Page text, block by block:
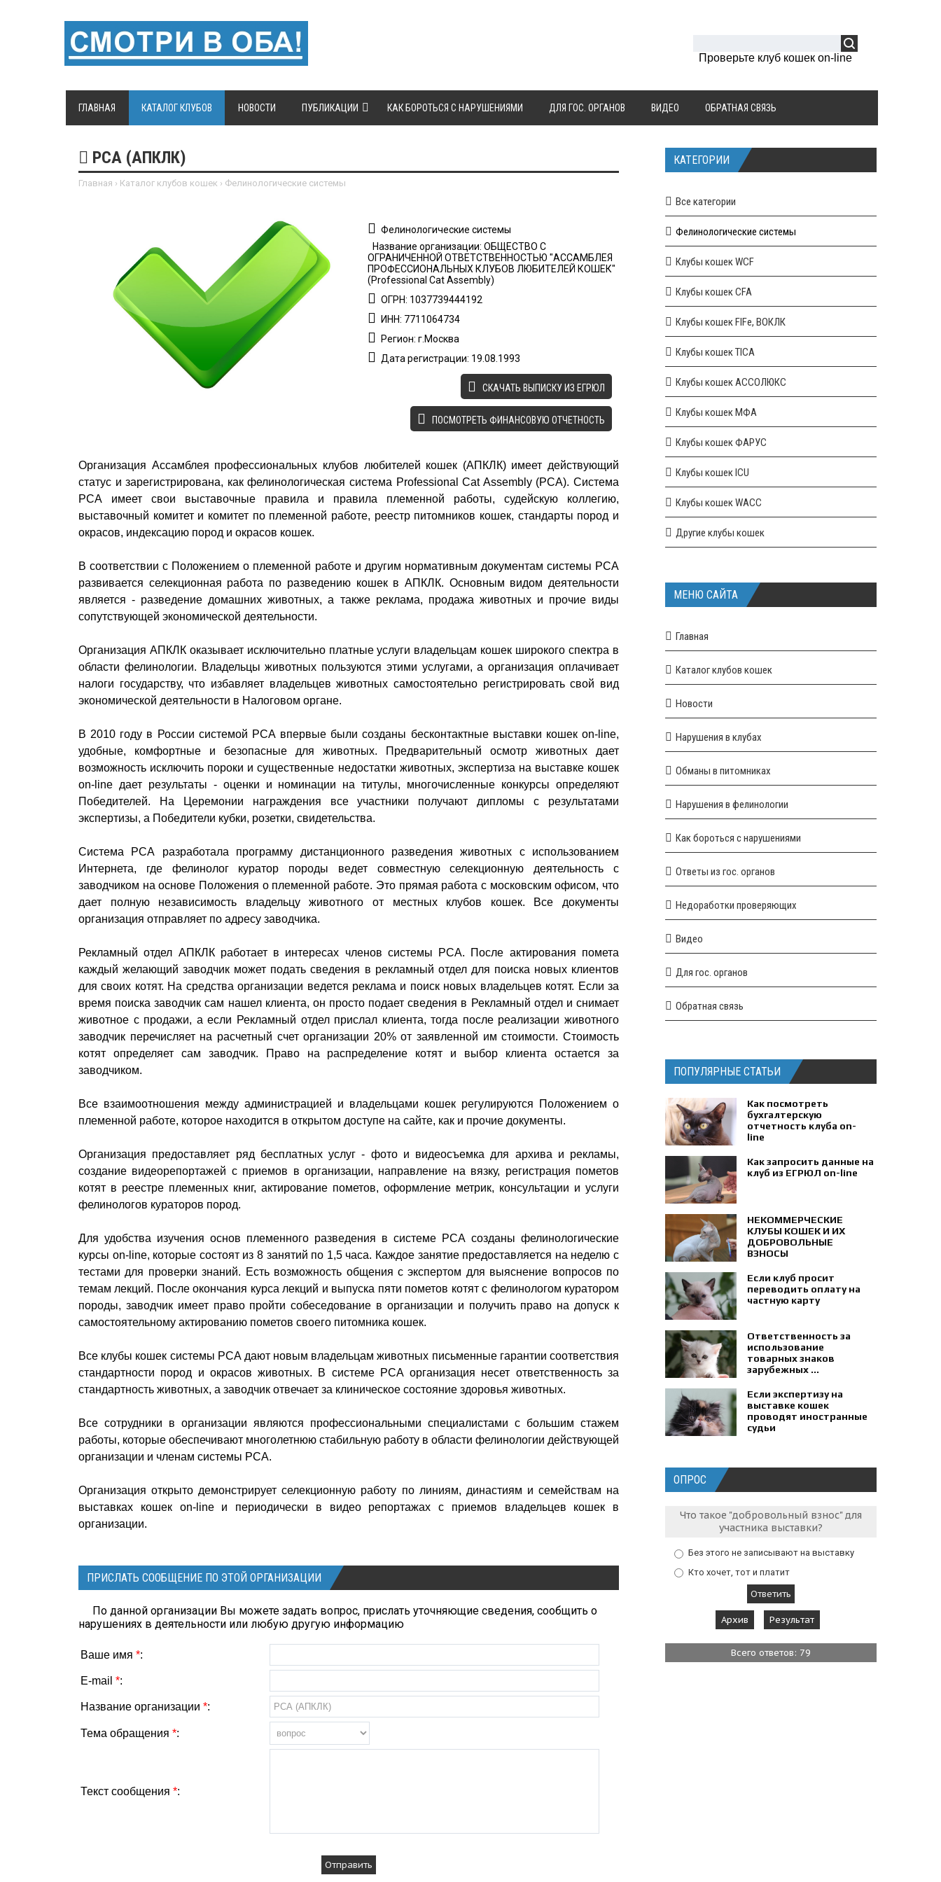
Проверьте клуб кошек on-line
ГЛАВНАЯ КАТАЛОГ КЛУБОВ НОВОСТИ ПУБЛИКАЦИИ КАК БОРОТЬСЯ С НАРУШЕНИЯМИ ДЛЯ ГОС. ОРГАНОВ ВИДЕО ОБРАТНАЯ СВЯЗЬ
РСА (АПКЛК)
Главная › Каталог клубов кошек › Фелинологические системы
Фелинологические системы
Название организации: ОБЩЕСТВО С
ОГРАНИЧЕННОЙ ОТВЕТСТВЕННОСТЬЮ "АССАМБЛЕЯ
ПРОФЕССИОНАЛЬНЫХ КЛУБОВ ЛЮБИТЕЛЕЙ КОШЕК"
(Professional Cat Assembly)
ОГРН: 1037739444192
ИНН: 7711064734
Регион: г.Москва
Дата регистрации: 19.08.1993
CКАЧАТЬ ВЫПИСКУ ИЗ ЕГРЮЛ
ПОСМОТРЕТЬ ФИНАНСОВУЮ ОТЧЕТНОСТЬ
Организация Ассамблея профессиональных клубов любителей кошек (АПКЛК) имеет действующий
статус и зарегистрирована, как фелинологическая система Professional Cat Assembly (PCA). Система
РСА имеет свои выставочные правила и правила племенной работы, судейскую коллегию,
выставочный комитет и комитет по племенной работе, реестр питомников кошек, стандарты пород и
окрасов, индексацию пород и окрасов кошек.
В соответствии с Положением о племенной работе и другим нормативным документам системы РСА
развивается селекционная работа по разведению кошек в АПКЛК. Основным видом деятельности
является - разведение домашних животных, а также реклама, продажа животных и прочие виды
сопутствующей экономической деятельности.
Организация АПКЛК оказывает исключительно платные услуги владельцам кошек широкого спектра в
области фелинологии. Владельцы животных пользуются этими услугами, а организация оплачивает
налоги государству, что избавляет владельцев животных самостоятельно регистрировать свой вид
экономической деятельности в Налоговом органе.
В 2010 году в России системой РСА впервые были созданы бесконтактные выставки кошек on-line,
удобные, комфортные и безопасные для животных. Предварительный осмотр животных дает
возможность исключить пороки и существенные недостатки животных, экспертиза на выставке кошек
on-line дает результаты - оценки и номинации на титулы, многочисленные конкурсы определяют
Победителей. На Церемонии награждения все участники получают дипломы с результатами
экспертизы, а Победители кубки, розетки, свидетельства.
Система РСА разработала программу дистанционного разведения животных с использованием
Интернета, где фелинолог куратор породы ведет совместную селекционную деятельность с
заводчиком на основе Положения о племенной работе. Это прямая работа с московским офисом, что
дает полную независимость владельцу животного от местных клубов кошек. Все документы
организация отправляет по адресу заводчика.
Рекламный отдел АПКЛК работает в интересах членов системы РСА. После актирования помета
каждый желающий заводчик может подать сведения в рекламный отдел для поиска новых клиентов
для своих котят. На средства организации ведется реклама и поиск новых владельцев котят. Если за
время поиска заводчик сам нашел клиента, он просто подает сведения в Рекламный отдел и снимает
животное с продажи, а если Рекламный отдел прислал клиента, тогда после реализации животного
заводчик перечисляет на расчетный счет организации 20% от заявленной им стоимости. Стоимость
котят определяет сам заводчик. Право на распределение котят и выбор клиента остается за
заводчиком.
Все взаимоотношения между администрацией и владельцами кошек регулируются Положением о
племенной работе, которое находится в открытом доступе на сайте, как и прочие документы.
Организация предоставляет ряд бесплатных услуг - фото и видеосъемка для архива и рекламы,
создание видеорепортажей с приемов в организации, направление на вязку, регистрация пометов
котят в реестре племенных книг, актирование пометов, оформление метрик, консультации и услуги
фелинологов кураторов пород.
Для удобства изучения основ племенного разведения в системе РСА созданы фелинологические
курсы on-line, которые состоят из 8 занятий по 1,5 часа. Каждое занятие предоставляется на неделю с
тестами для проверки знаний. Есть возможность общения с экспертом для выяснение вопросов по
темам лекций. После окончания курса лекций и выпуска пяти пометов котят с фелинологом куратором
породы, заводчик имеет право пройти собеседование в организации и получить право на допуск к
самостоятельному актированию пометов своего питомника кошек.
Все клубы кошек системы РСА дают новым владельцам животных письменные гарантии соответствия
стандартности пород и окрасов животных. В системе РСА организация несет ответственность за
стандартность животных, а заводчик отвечает за клиническое состояние здоровья животных.
Все сотрудники в организации являются профессиональными специалистами с большим стажем
работы, которые обеспечивают многолетнюю стабильную работу в области фелинологии действующей
организации и членам системы РСА.
Организация открыто демонстрирует селекционную работу по линиям, династиям и семействам на
выставках кошек on-line и периодически в видео репортажах с приемов владельцев кошек в
организации.
ПРИСЛАТЬ СООБЩЕНИЕ ПО ЭТОЙ ОРГАНИЗАЦИИ
По данной организации Вы можете задать вопрос, прислать уточняющие сведения, сообщить о
нарушениях в деятельности или любую другую информацию
Ваше имя *:
E-mail *:
Название организации *:
Тема обращения *:
Текст сообщения *:
КАТЕГОРИИ
Все категории
Фелинологические системы
Клубы кошек WCF
Клубы кошек CFA
Клубы кошек FIFe, ВОКЛК
Клубы кошек TICA
Клубы кошек АССОЛЮКС
Клубы кошек МФА
Клубы кошек ФАРУС
Клубы кошек ICU
Клубы кошек WACC
Другие клубы кошек
МЕНЮ САЙТА
Главная
Каталог клубов кошек
Новости
Нарушения в клубах
Обманы в питомниках
Нарушения в фелинологии
Как бороться с нарушениями
Ответы из гос. органов
Недоработки проверяющих
Видео
Для гос. органов
Обратная связь
ПОПУЛЯРНЫЕ СТАТЬИ
Как посмотреть
бухгалтерскую
отчетность клуба on-
line
Как запросить данные на
клуб из ЕГРЮЛ on-line
НЕКОММЕРЧЕСКИЕ
КЛУБЫ КОШЕК И ИХ
ДОБРОВОЛЬНЫЕ
ВЗНОСЫ
Если клуб просит
переводить оплату на
частную карту
Ответственность за
использование
товарных знаков
зарубежных ...
Если экспертизу на
выставке кошек
проводят иностранные
судьи
ОПРОС
Что такое "добровольный взнос" для
участника выставки?
Без этого не записывают на выставку
Кто хочет, тот и платит
Архив Результат
Всего ответов: 79